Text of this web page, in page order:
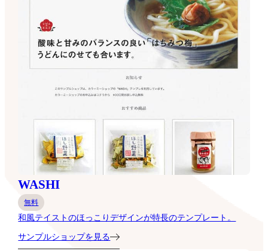
WASHI
無料
和風テイストのほっこりデザインが特長のテンプレート。
サンプルショップを見る